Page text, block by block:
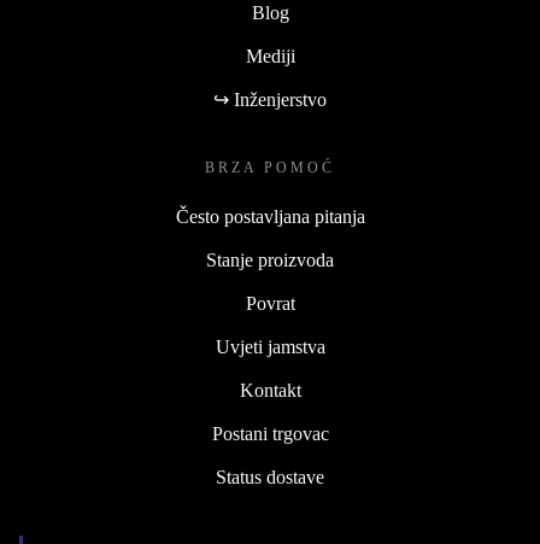
Blog
Mediji
↪ Inženjerstvo
BRZA POMOĆ
Često postavljana pitanja
Stanje proizvoda
Povrat
Uvjeti jamstva
Kontakt
Postani trgovac
Status dostave